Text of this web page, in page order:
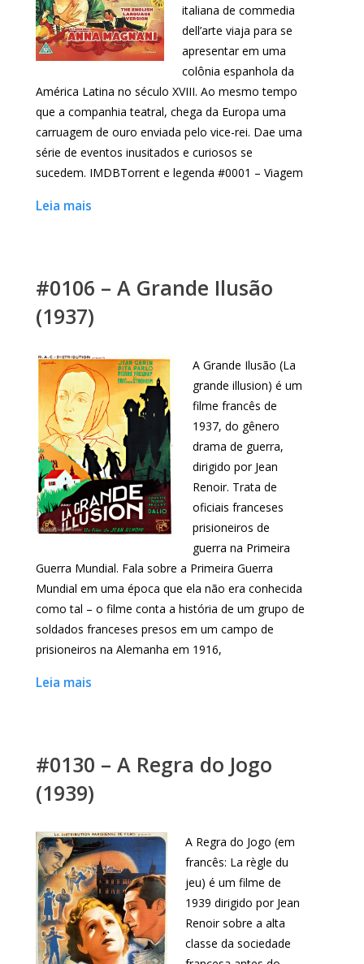
italiana de commedia
dell’arte viaja para se
apresentar em uma
colônia espanhola da
América Latina no século XVIII. Ao mesmo tempo
que a companhia teatral, chega da Europa uma
carruagem de ouro enviada pelo vice-rei. Dae uma
série de eventos inusitados e curiosos se
sucedem. IMDBTorrent e legenda #0001 – Viagem
Leia mais
#0106 – A Grande Ilusão
(1937)
A Grande Ilusão (La
grande illusion) é um
filme francês de
1937, do gênero
drama de guerra,
dirigido por Jean
Renoir. Trata de
oficiais franceses
prisioneiros de
guerra na Primeira
Guerra Mundial. Fala sobre a Primeira Guerra
Mundial em uma época que ela não era conhecida
como tal – o filme conta a história de um grupo de
soldados franceses presos em um campo de
prisioneiros na Alemanha em 1916,
Leia mais
#0130 – A Regra do Jogo
(1939)
A Regra do Jogo (em
francês: La règle du
jeu) é um filme de
1939 dirigido por Jean
Renoir sobre a alta
classe da sociedade